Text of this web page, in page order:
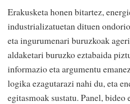
Erakusketa honen bitartez,
industrializatuetan dituen
eta ingurumenari buruzkoak
aldaketari buruzko eztabaida
informazio eta argumentu
logika ezagutarazi nahi du, eta
egitasmoak sustatu. Panel, bideo